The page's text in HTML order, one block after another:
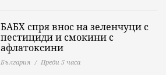
БАБХ спря внос на зеленчуци с
пестициди и смокини с
афлатоксини
България Преди 5 часа